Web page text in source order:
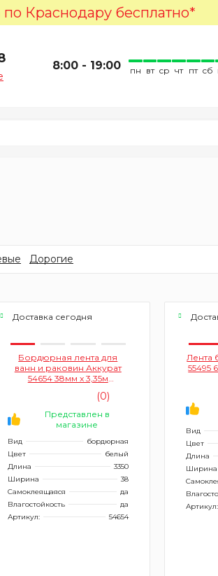
по Краснодару бесплатно*
8:00 - 19:00 пн вт ср чт пт сб
Дорогие
Доставка сегодня
Бордюрная лента для
ванн и раковин Аккурат
54654 38мм x 3,35м
(0)
Представлен в
магазине
Вид
бордюрная
Цвет
белый
Длина
3350
Ширина
38
Самоклеящаяся
да
Влагостойкость
да
Артикул:
54654
Лента
55495
Вид
Цвет
Длина
Ширина
Артикул: